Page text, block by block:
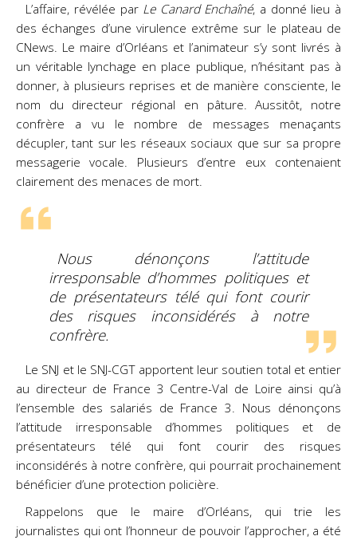
L’affaire, révélée par Le Canard Enchaîné, a donné lieu à
des échanges d’une virulence extrême sur le plateau de
CNews. Le maire d’Orléans et l’animateur s’y sont livrés à
un véritable lynchage en place publique, n’hésitant pas à
donner, à plusieurs reprises et de manière consciente, le
nom du directeur régional en pâture. Aussitôt, notre
confrère a vu le nombre de messages menaçants
décupler, tant sur les réseaux sociaux que sur sa propre
messagerie vocale. Plusieurs d’entre eux contenaient
clairement des menaces de mort.
Nous dénonçons l’attitude
irresponsable d’hommes politiques et
de présentateurs télé qui font courir
des risques inconsidérés à notre
confrère.
Le SNJ et le SNJ-CGT apportent leur soutien total et entier
au directeur de France 3 Centre-Val de Loire ainsi qu’à
l’ensemble des salariés de France 3. Nous dénonçons
l’attitude irresponsable d’hommes politiques et de
présentateurs télé qui font courir des risques
inconsidérés à notre confrère, qui pourrait prochainement
bénéficier d’une protection policière.
Rappelons que le maire d’Orléans, qui trie les
journalistes qui ont l’honneur de pouvoir l’approcher, a été